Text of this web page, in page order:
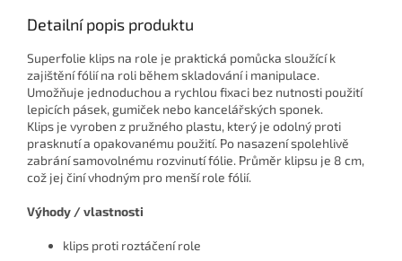
Detailní popis produktu
Superfolie klips na role je praktická pomůcka sloužící k
zajištění fólií na roli během skladování i manipulace.
Umožňuje jednoduchou a rychlou fixaci bez nutnosti použití
lepicích pásek, gumiček nebo kancelářských sponek.
Klips je vyroben z pružného plastu, který je odolný proti
prasknutí a opakovanému použití. Po nasazení spolehlivě
zabrání samovolnému rozvinutí fólie. Průměr klipsu je 8 cm,
což jej činí vhodným pro menší role fólií.
Výhody / vlastnosti
klips proti roztáčení role